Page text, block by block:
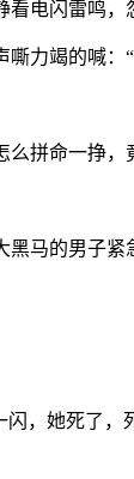
电闪雷鸣，
力竭的喊：
拼命一挣，
马的男子
，她死了